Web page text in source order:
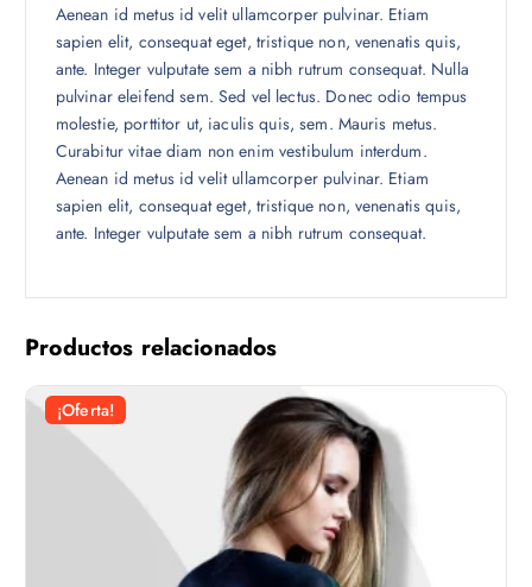
Aenean id metus id velit ullamcorper pulvinar. Etiam
sapien elit, consequat eget, tristique non, venenatis quis,
ante. Integer vulputate sem a nibh rutrum consequat. Nulla
pulvinar eleifend sem. Sed vel lectus. Donec odio tempus
molestie, porttitor ut, iaculis quis, sem. Mauris metus.
Curabitur vitae diam non enim vestibulum interdum.
Aenean id metus id velit ullamcorper pulvinar. Etiam
sapien elit, consequat eget, tristique non, venenatis quis,
ante. Integer vulputate sem a nibh rutrum consequat.
Productos relacionados
¡Oferta!